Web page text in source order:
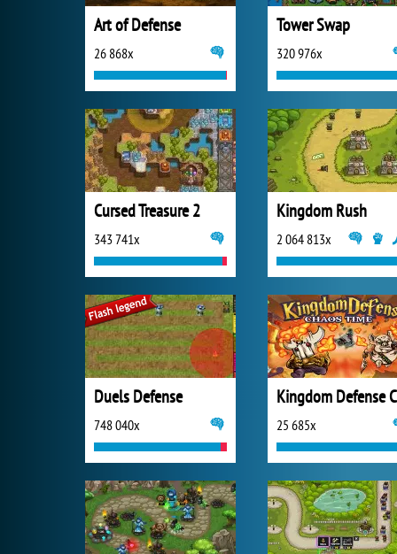
Art of Defense
26 868x
Tower Swap
320 976x
Cursed Treasure 2
343 741x
Kingdom Rush
2 064 813x
Duels Defense
748 040x 25 685x